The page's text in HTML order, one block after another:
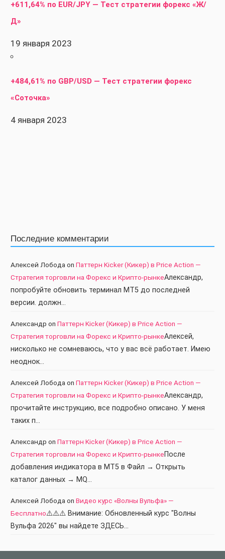
+611,64% по EUR/JPY — Тест стратегии форекс «Ж/
Д»
19 января 2023
+484,61% по GBP/USD — Тест стратегии форекс
«Соточка»
4 января 2023
Последние комментарии
Алексей Лобода on Паттерн Kicker (Кикер) в Price Action —
Стратегия торговли на Форекс и Крипто-рынкеАлександр,
попробуйте обновить терминал МТ5 до последней
версии. должн…
Александр on Паттерн Kicker (Кикер) в Price Action —
Стратегия торговли на Форекс и Крипто-рынкеАлексей,
нисколько не сомневаюсь, что у вас всё работает. Имею
неоднок…
Алексей Лобода on Паттерн Kicker (Кикер) в Price Action —
Стратегия торговли на Форекс и Крипто-рынкеАлександр,
прочитайте инструкцию, все подробно описано. У меня
таких п…
Александр on Паттерн Kicker (Кикер) в Price Action —
Стратегия торговли на Форекс и Крипто-рынкеПосле
добавления индикатора в МТ5 в Файл → Открыть
каталог данных → MQ…
Алексей Лобода on Видео курс «Волны Вульфа» —
Бесплатно⚠️⚠️⚠️ Внимание: Обновленный курс "Волны
Вульфа 2026" вы найдете ЗДЕСЬ…